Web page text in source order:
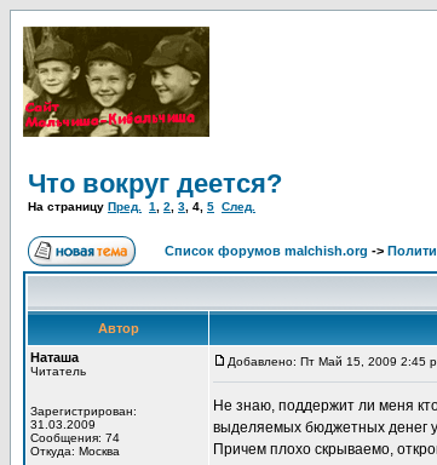
Что вокруг деется?
На страницу Пред. 1 2 3 4 5 След.
Список форумов malchish.org ->
Автор
Наташа
Читатель
Зарегистрирован:
31.03.2009
Сообщения: 74
Откуда: Москва
Добавлено: Пт Май 15, 2009 2:45
Не знаю, поддержит ли меня
выделяемых бюджетных денег
Причем плохо скрываемо,